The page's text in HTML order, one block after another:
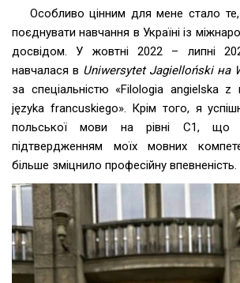
Особливо цінним для мене стало
поєднувати навчання в Україні із
досвідом. У жовтні 2022 – липні
навчалася в Uniwersytet Jagielloński на
за спеціальністю «Filologia angielska
języka francuskiego». Крім того, я
польської мови на рівні C1, що
підтвердженням моїх мовних
більше зміцнило професійну впевненість.